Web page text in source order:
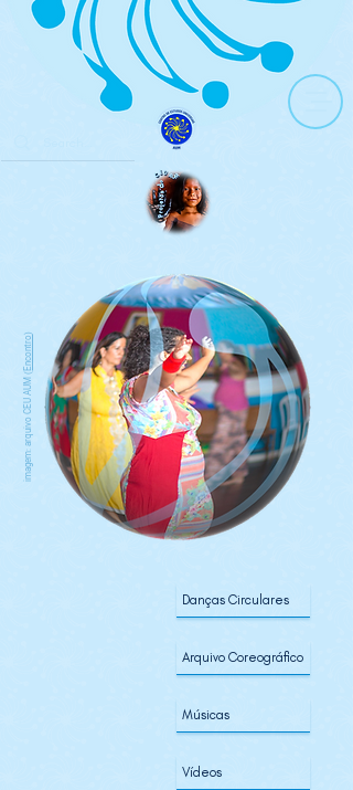
imagem: arquivo CEU AUM (
Encontro
Danças Circulares
Arquivo Coreográfico
Músicas
Vídeos